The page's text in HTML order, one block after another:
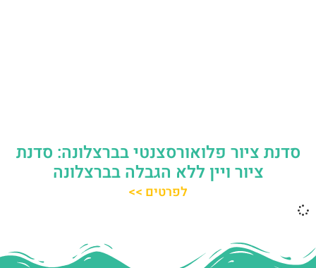
סדנת ציור פלואורסצנטי בברצלונה: סדנת
ציור ויין ללא הגבלה בברצלונה
לפרטים >>